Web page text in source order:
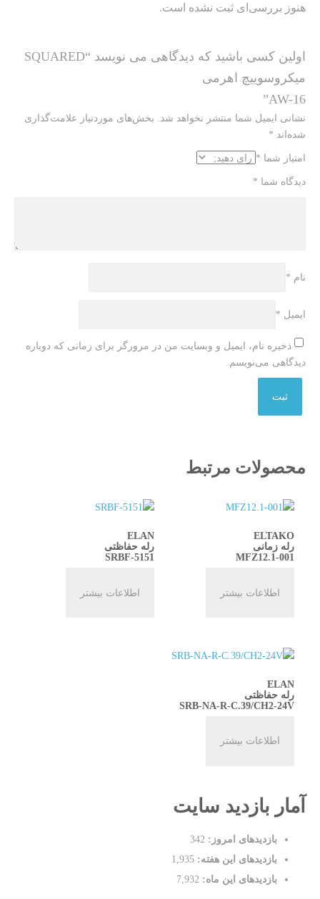
هنوز بررسی‌ای ثبت نشده است.
اولین کسی باشید که دیدگاهی می نویسد “SQUARED
میکروسوییچ اهرمی
AW-16”
نشانی ایمیل شما منتشر نخواهد شد.
بخش‌های موردنیاز علامت‌گذاری
شده‌اند *
امتیاز شما *
دیدگاه شما *
نام *
ایمیل *
ذخیره نام، ایمیل و وبسایت من در مرورگر برای زمانی که دوباره
دیدگاهی می‌نویسم.
محصولات مرتبط
ELTAKO
رله زمانی
MFZ12.1-001
اطلاعات بیشتر
ELAN
رله حفاظتی
SRBF-5151
اطلاعات بیشتر
ELAN
رله حفاظتی
SRB-NA-R-C.39/CH2-24V
اطلاعات بیشتر
آمار بازدید سایت
بازدیدهای امروز: 342
بازدیدهای این هفته: 1,935
بازدیدهای این ماه: 7,932